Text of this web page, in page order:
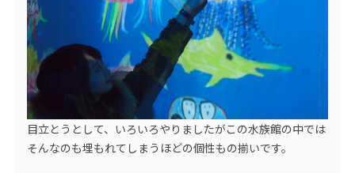
目立とうとして、いろいろやりましたがこの水族館の中では
そんなのも埋もれてしまうほどの個性もの揃いです。